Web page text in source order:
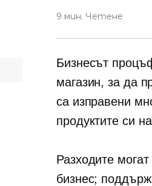
9 мин. Четене
Бизнесът
магазин, за да
са изправени
продуктите си
Разходите
бизнес;